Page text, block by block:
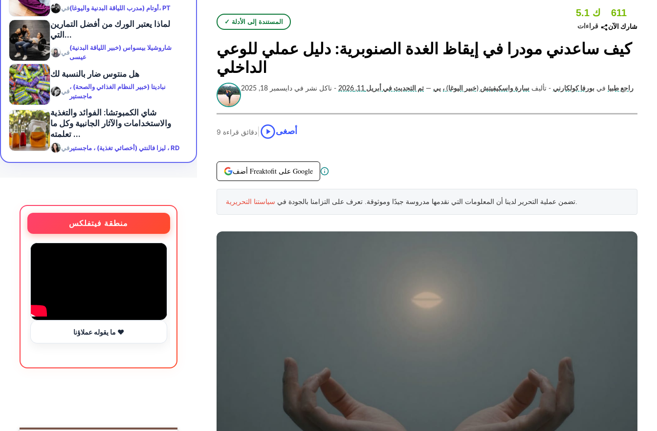
✓ المستندة إلى الأدلة
5.1 ك
قراءات
611
شارك الآن
كيف ساعدني مودرا في إيقاظ الغدة الصنوبرية: دليل عملي للوعي
الداخلي
راجع طبيا في بورفا كولكارني - تأليف سارة واسكيفيتش (خبير اليوغا) ، يي — تم التحديث في أبريل 11, 2026 - ناكل نشر في دايسمبر 18, 2025
9 دقائق قراءة أصغى
أضف Freaktofit على Google
تضمن عملية التحرير لدينا أن المعلومات التي نقدمها مدروسة جيدًا وموثوقة. تعرف على التزامنا بالجودة في سياستنا التحريرية
في أوتام (مدرب اللياقة البدنية واليوغا)، PT
لماذا يعتبر الورك من أفضل التمارين
التي...
في
شاروشيلا بيسواس (خبير اللياقة البدنية)
عيسى
هل منتوس ضار بالنسبة لك
في
نباديتا (خبير النظام الغذائي والصحة) ،
ماجستير
شاي الكمبوتشا: الفوائد والتغذية
والاستخدامات والآثار الجانبية وكل ما
تعلمته ...
في ليزا فالنتي (أخصائي تغذية) ، ماجستير ، RD
منطقة فيتفلكس
ما يقوله عملاؤنا ❤️